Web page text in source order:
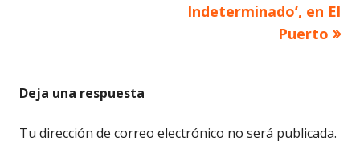
Indeterminado’, en El
Puerto
Deja una respuesta
Tu dirección de correo electrónico no será publicada.